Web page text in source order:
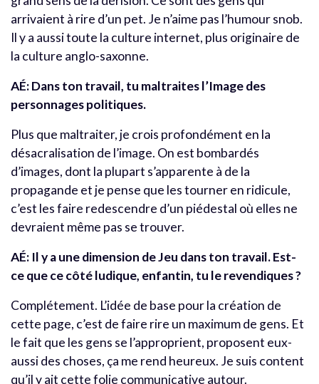
arrivaient à rire d’un pet. Je n’aime pas l’humour snob.
Il y a aussi toute la culture internet, plus originaire de
la culture anglo-saxonne.
AÉ:Dans ton travail, tu maltraites l’Image des
personnages politiques.
Plus que maltraiter, je crois profondément en la
désacralisation de l’image. On est bombardés
d’images, dont la plupart s’apparente à de la
propagande et je pense que les tourner en ridicule,
c’est les faire redescendre d’un piédestal où elles ne
devraient même pas se trouver.
AÉ: Il y a une dimension de Jeu dans ton travail. Est-
ce que ce côté ludique, enfantin, tu le revendiques ?
Complétement. L’idée de base pour la création de
cette page, c’est de faire rire un maximum de gens. Et
le fait que les gens se l’approprient, proposent eux-
aussi des choses, ça me rend heureux. Je suis content
qu’il y ait cette folie communicative autour.